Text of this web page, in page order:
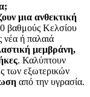
μια ανθεκτική
βαθμούς Κελσίου
νέα ή παλαιά
μεμβράνη,
. Καλύπτουν
των εξωτερικών
από την υγρασία.